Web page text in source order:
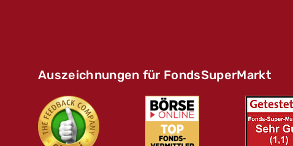
Auszeichnungen für FondsSuperMarkt